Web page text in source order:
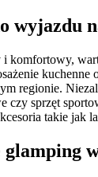
wyjazdu
komfortowy,
regionie.
czy sprzęt
takie jak